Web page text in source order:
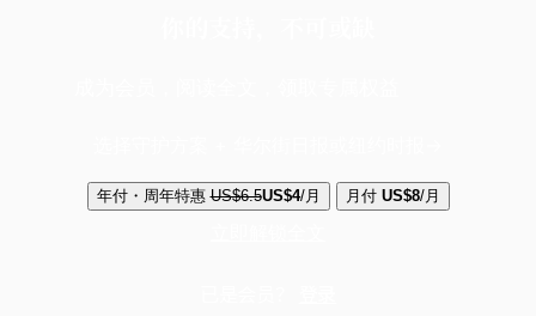
年付・周年特惠 US$6.5US$4/月 月付 US$8/月